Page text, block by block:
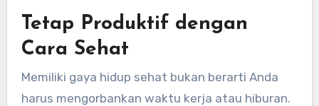
Tetap Produktif dengan
Cara Sehat
Memiliki gaya hidup sehat bukan berarti Anda
harus mengorbankan waktu kerja atau hiburan.